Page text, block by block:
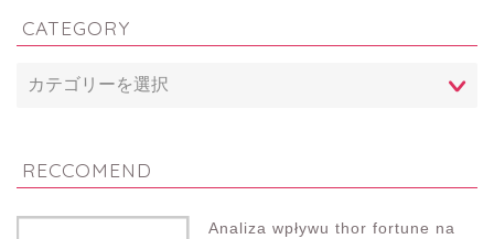
CATEGORY
RECCOMEND
Analiza wpływu thor fortune na